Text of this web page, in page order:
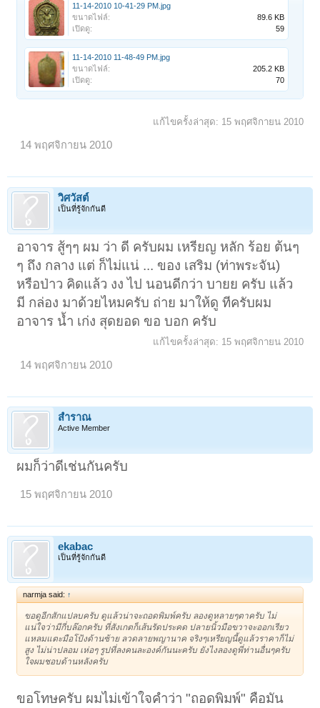
11-14-2010 10-41-29 PM.jpg
ขนาดไฟล์:
89.6 KB
เปิดดู:
59
11-14-2010 11-48-49 PM.jpg
ขนาดไฟล์:
205.2 KB
เปิดดู:
70
แก้ไขครั้งล่าสุด: 15 พฤศจิกายน 2010
14 พฤศจิกายน 2010
วิศวัสต์
เป็นที่รู้จักกันดี
อาจาร สู้ๆๆ ผม ว่า ดี ครับผม เหรียญ หลัก ร้อย ต้นๆ
ๆ ถึง กลาง แต่ ก็ไม่แน่ ... ของ เสริม (ท่าพระจัน)
หรือป่าว คิดแล้ว งง ไป นอนดีกว่า บายย ครับ แล้ว
มี กล่อง มาด้วยไหมครับ ถ่าย มาให้ดู ทีครับผม
อาจาร น้ำ เก่ง สุดยอด ขอ บอก ครับ
แก้ไขครั้งล่าสุด: 15 พฤศจิกายน 2010
14 พฤศจิกายน 2010
สำราณ
Active Member
ผมก็ว่าดีเช่นกันครับ
15 พฤศจิกายน 2010
ekabac
เป็นที่รู้จักกันดี
narmja said: ↑
ขอดูอีกสักแปลบครับ ดูแล้วน่าจะถอดพิมพ์ครับ ลองดูหลายๆตาครับ ไม่
แน่ใจว่ามีกี่บล๊อกครับ ที่สังเกตก็เส้นรัดประคด ปลายนิ้วมือขวาจะออกเรียว
แหลมแตะมือโป้งด้านซ้าย ลวดลายพญานาค จริงๆเหรียญนี้ดูแล้วราคาก็ไม่
สูง ไม่น่าปลอม เห่อๆ รูปที่ลงคนละองค์กันนะครับ ยังไงลองดูพี่ท่านอื่นๆครับ
ใจผมชอบด้านหลังครับ
ขอโทษครับ ผมไม่เข้าใจคำว่า "ถอดพิมพ์" คือมัน